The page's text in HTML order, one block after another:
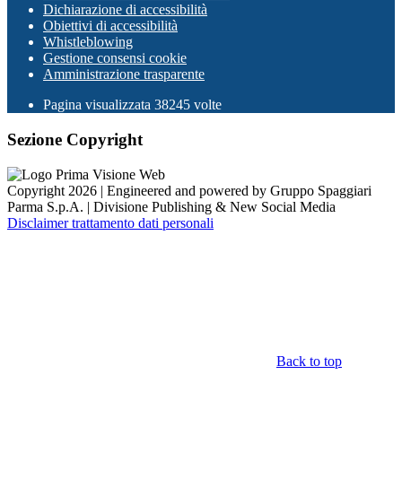
Dichiarazione di accessibilità
Obiettivi di accessibilità
Whistleblowing
Gestione consensi cookie
Amministrazione trasparente
Pagina visualizzata 38245 volte
Sezione Copyright
Copyright 2026 | Engineered and powered by Gruppo Spaggiari
Parma S.p.A. | Divisione Publishing & New Social Media
Disclaimer trattamento dati personali
Back to top